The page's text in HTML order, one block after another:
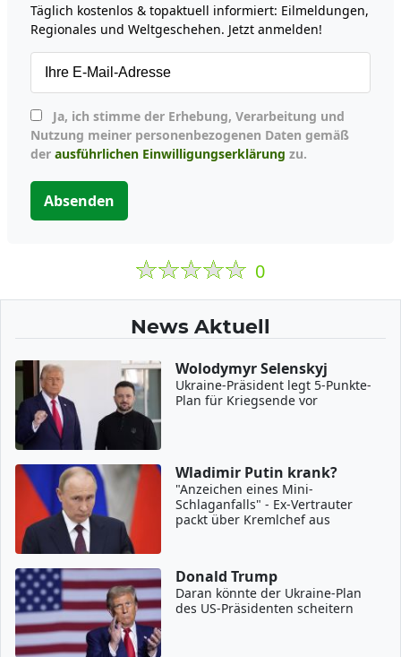
Täglich kostenlos & topaktuell informiert: Eilmeldungen,
Regionales und Weltgeschehen. Jetzt anmelden!
Nutzung meiner personenbezogenen Daten gemäß
der ausführlichen Einwilligungserklärung zu.
Absenden
0
News Aktuell
Wolodymyr Selenskyj
Ukraine-Präsident legt 5-Punkte-
Plan für Kriegsende vor
Wladimir Putin krank?
"Anzeichen eines Mini-
Schlaganfalls" - Ex-Vertrauter
packt über Kremlchef aus
Donald Trump
Daran könnte der Ukraine-Plan
des US-Präsidenten scheitern